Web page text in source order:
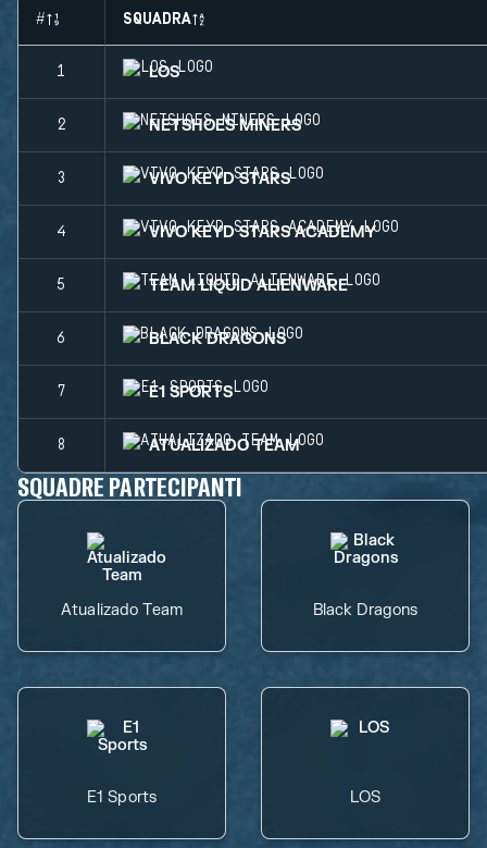
# SQUADRA
1 LOS
2 NETSHOES MINERS
3 VIVO KEYD STARS
4 VIVO KEYD STARS ACADEMY
5 TEAM LIQUID ALIENWARE
6 BLACK DRAGONS
7 E1 SPORTS
8 ATUALIZADO TEAM
SQUADRE PARTECIPANTI
Atualizado Team Black Dragons
E1 Sports LOS